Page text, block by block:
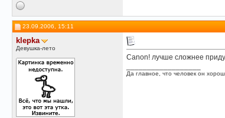
23.09.2006, 15:11
klepka
Девушка-лето
Canon! лучше сложнее
Да главное, что человек он